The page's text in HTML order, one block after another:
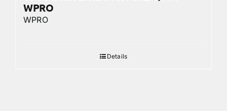
WPRO
WPRO
Details